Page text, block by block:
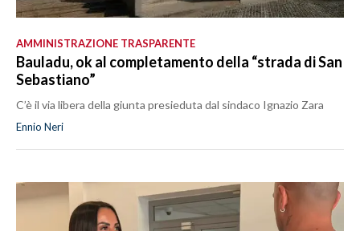
AMMINISTRAZIONE TRASPARENTE
Bauladu, ok al completamento della “strada di San
Sebastiano”
C’è il via libera della giunta presieduta dal sindaco Ignazio Zara
Ennio Neri